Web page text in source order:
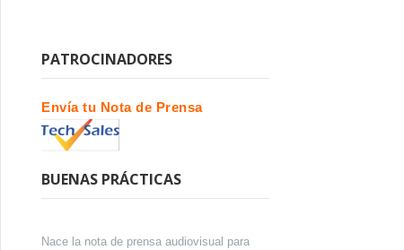
PATROCINADORES
Envía tu Nota de Prensa
BUENAS PRÁCTICAS
Nace la nota de prensa audiovisual para